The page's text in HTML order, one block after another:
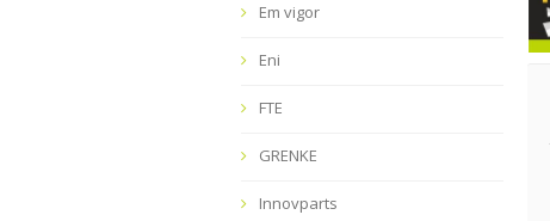
Em vigor
Eni
FTE
GRENKE
Innovparts